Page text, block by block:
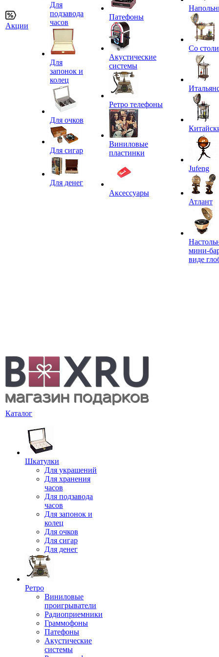
Акции
Для
подзавода
часов
Для
запонок и
колец
Для очков
Для сигар
Для денег
Патефоны
Акустические
системы
Ретро телефоны
Виниловые
пластинки
Аксессуары
Со
Jufeng
Атлант
мини-
виде
Каталог
Шкатулки
Для украшений
Для хранения
часов
Для подзавода
часов
Для запонок и
колец
Для очков
Для сигар
Для денег
Ретро
Виниловые
проигрыватели
Радиоприемники
Граммофоны
Патефоны
Акустические
системы